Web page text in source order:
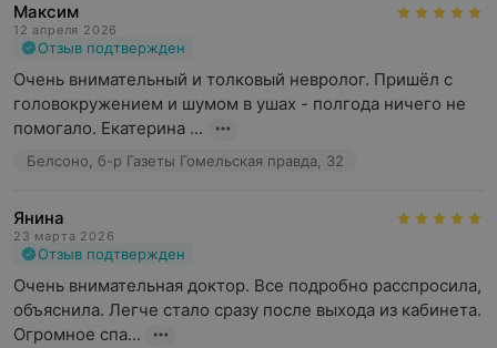
Максим
12 апреля 2026
Отзыв подтвержден
Очень внимательный и толковый невролог. Пришёл с
головокружением и шумом в ушах - полгода ничего не
помогало. Екатерина ...
Белсоно, б-р Газеты Гомельская правда, 32
Янина
23 марта 2026
Отзыв подтвержден
Очень внимательная доктор. Все подробно расспросила,
объяснила. Легче стало сразу после выхода из кабинета.
Огромное спа...